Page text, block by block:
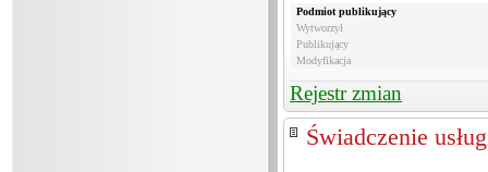
Podmiot publikujący
Wytworzył
Publikujący
Modyfikacja
Rejestr zmian
Świadczenie